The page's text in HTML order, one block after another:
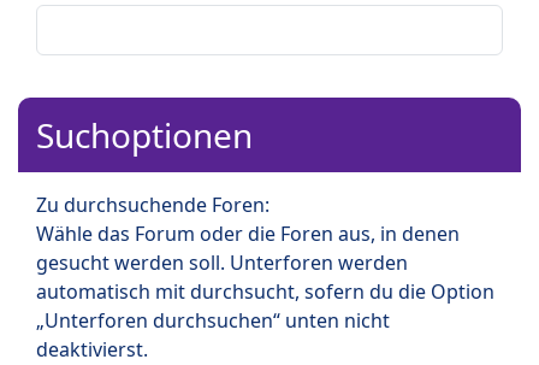
Suchoptionen
Zu durchsuchende Foren:
Wähle das Forum oder die Foren aus, in denen
gesucht werden soll. Unterforen werden
automatisch mit durchsucht, sofern du die Option
„Unterforen durchsuchen“ unten nicht
deaktivierst.